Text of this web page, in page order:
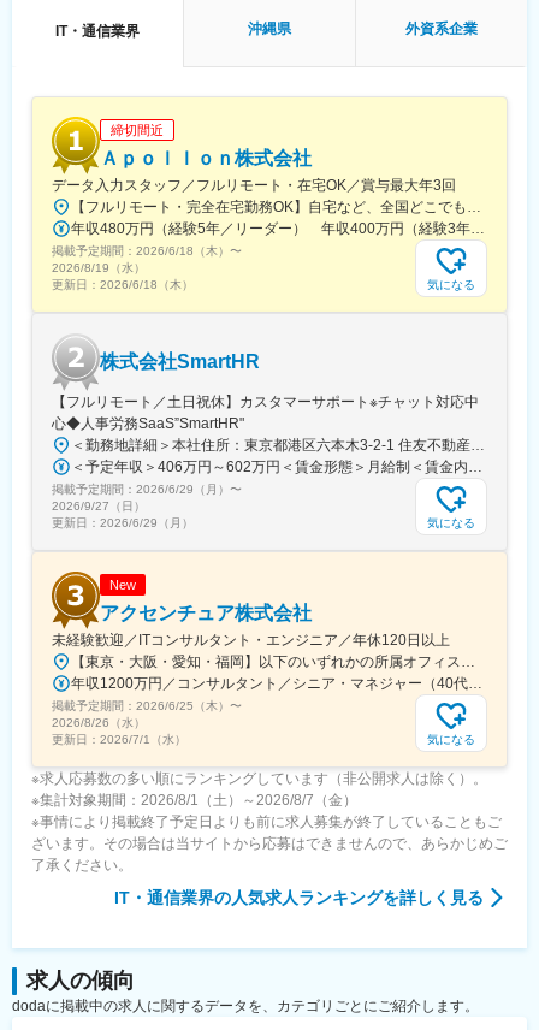
援します。
す。
残業時間：0時間想定です。1人あたりが均等になるように振って
おり、残業しなくても完了する業務設計を行っています。
【勤務地について】
＜日本全国内で居住地選択が可能！※要申請＞
ロケーションフレキシビリティの適応ポジションとなり、「申請
性」で通過した方のみ、適応可能となります。
応募時に上記制度希望であることをお伝えいただき、その後申請
＊ロケーションフレキシビリティ制度は、勤務地から通勤圏内へ
の居住が不要となり、認定期間中、在宅勤務を基本として日本国
内で居住地選択が可能となる制度です。なお、所属オフィス圏内
の在住者、海外からのリモートワークは制度対象外です。
変更の範囲：会社の定める業務
IT・通信業界 沖縄県 外資系企業
締切間近
Ａｐｏｌｌｏｎ株式会社
データ入力スタッフ／フルリモート・在宅OK／賞与最大年3回
【フルリモート・完全在宅勤務OK】自宅など、全国どこでもあなたが働きやすい場所で働けます★転居を伴う転勤なし★全国47都道府県どこからでも応募OK【本社】東京都新宿区山吹町130番地の15 茜ビル2-A＜アクセス＞有楽町線「江戸川橋駅」、東西線「東西線」より徒歩10分※受動喫煙対策：あり
年収480万円（経験5年／リーダー） 年収400万円（経験3年／メンバー）
掲載予定期間： 2026/6/18（木） 〜
2026/8/19（水）
更新日： 2026/6/18（木） 気になる
株式会社SmartHR
【フルリモート／土日祝休】カスタマーサポート※チャット対応中
心◆人事労務SaaS”SmartHR"
＜勤務地詳細＞本社住所：東京都港区六本木3-2-1 住友不動産六本木グランドタワー勤務地最寄駅：東京メトロ南北線／六本木一丁目駅受動喫煙対策：屋内全面禁煙変更の範囲：会社の定める事業所（リモートワーク含む）
＜予定年収＞406万円～602万円＜賃金形態＞月給制＜賃金内訳＞月額（基本給）：212,480円～315,200円その他固定手当/月：5,000円固定残業手当/月：77,520円～114,800円（固定残業時間45時間0分/月）超過した時間外労働の残業手当は追加支給＜月給＞295,000円～435,000円（一律手当を含む）＜昇給有無＞有＜残業手当＞有賃金はあくまでも目安の金額であり、選考を通じて上下する可能性があります。月給(月額)は固定手当を含めた表記です。
掲載予定期間： 2026/6/29（月） 〜
2026/9/27（日）
更新日： 2026/6/29（月） 気になる
New
アクセンチュア株式会社
未経験歓迎／ITコンサルタント・エンジニア／年休120日以上
【東京・大阪・愛知・福岡】以下のいずれかの所属オフィスもしくは各エリアのプロジェクト先 所属オフィス：■赤坂インターシティ■関西オフィス■アクセンチュア・アドバンスト・テクノロジーセンター名古屋■福岡オフィス※詳細は勤務地一覧よりご覧いただけます。※所属オフィスを問わずプロジェクトにより、国内出張、海外出張の可能性があります【魅力ポイント│世界の知恵を活用】世界中のベストプラクティスがデータベースに集約されており、数多くの事例や社員の知恵を活用できます。日本では前例のない案件でも、世界各国の社員からオンライン・オフライン（海外出張）問わず、気軽にアドバイスを受けることができます。★ この求人のPOINT ★￣￣V￣￣￣￣￣￣￣￣￣＃世界約78万人規模の大手基盤で安定性◎若手から裁量大きく挑戦・成長できる環境＃土日祝休／連続5日以上の休暇取得も可能！／フルフレックス（コアタイムなし）＃コンサル・IT未経験者向けの手厚い研修◎／メンター制度もあるため安心してチャレンジOK！
年収1200万円／コンサルタント／シニア・マネジャー（40代） 年収1000万円／テクノロジーアーキテクト（30代）
掲載予定期間： 2026/6/25（木） 〜
2026/8/26（水）
更新日： 2026/7/1（水） 気になる
※求人応募数の多い順にランキングしています（非公開求人は除く）。
※集計対象期間：2026/8/1（土）～2026/8/7（金）
※事情により掲載終了予定日よりも前に求人募集が終了していることもご
ざいます。その場合は当サイトから応募はできませんので、あらかじめご
了承ください。
IT・通信業界の人気求人ランキングを詳しく見る
求人の傾向
dodaに掲載中の求人に関するデータを、カテゴリごとにご紹介します。